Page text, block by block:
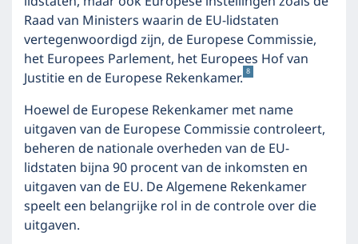
Raad van Ministers waarin de EU-lidstaten
vertegenwoordigd zijn, de Europese Commissie,
het Europees Parlement, het Europees Hof van
Justitie en de Europese Rekenkamer. 8
Hoewel de Europese Rekenkamer met name
uitgaven van de Europese Commissie controleert,
beheren de nationale overheden van de EU-
lidstaten bijna 90 procent van de inkomsten en
uitgaven van de EU. De Algemene Rekenkamer
speelt een belangrijke rol in de controle over die
uitgaven.